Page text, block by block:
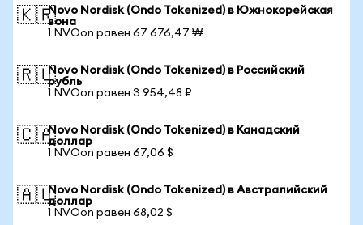
🇰🇷Novo Nordisk (Ondo Tokenized) в Южнокорейская
вона
1 NVOon равен 67 676,47 ₩
🇷🇺Novo Nordisk (Ondo Tokenized) в Российский
рубль
1 NVOon равен 3 954,48 ₽
🇨🇦Novo Nordisk (Ondo Tokenized) в Канадский
доллар
1 NVOon равен 67,06 $
🇦🇺Novo Nordisk (Ondo Tokenized) в Австралийский
доллар
1 NVOon равен 68,02 $